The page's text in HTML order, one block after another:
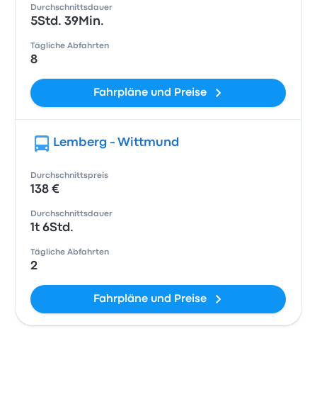
Durchschnittsdauer
5Std. 39Min.
Tägliche Abfahrten
8
Fahrpläne und Preise
Lemberg - Wittmund
Durchschnittspreis
138 €
Durchschnittsdauer
1t 6Std.
Tägliche Abfahrten
2
Fahrpläne und Preise